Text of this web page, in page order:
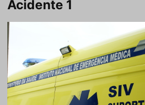
Acidente 1